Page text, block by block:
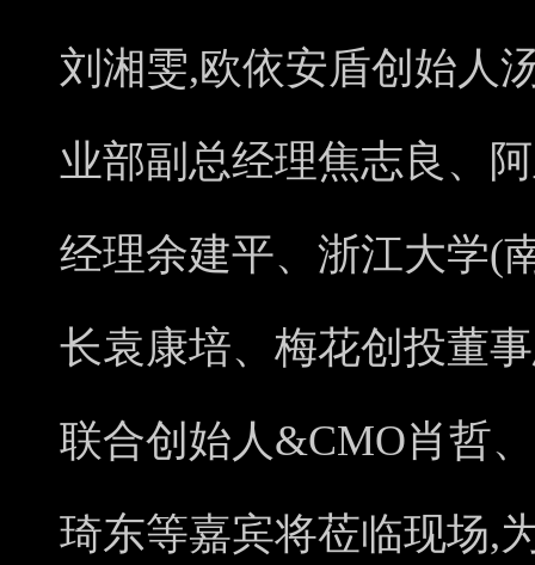
刘湘雯,欧依安盾创始人
业部副总经理焦志良、
经理余建平、浙江大学(
长袁康培、梅花创投董
联合创始人&CMO肖哲
琦东等嘉宾将莅临现场,